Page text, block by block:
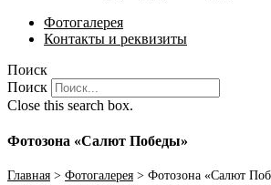
Фотогалерея
Контакты и реквизиты
Поиск
Поиск
Close this search box.
Фотозона «Салют Победы»
Главная > Фотогалерея > Фотозона «Салют